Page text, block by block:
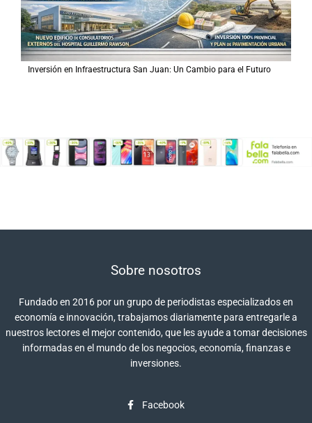
Inversión en Infraestructura San Juan: Un Cambio para el Futuro
Sobre nosotros
Fundado en 2016 por un grupo de periodistas especializados en
economía e innovación, trabajamos diariamente para entregarle a
nuestros lectores el mejor contenido, que les ayude a tomar decisiones
informadas en el mundo de los negocios, economía, finanzas e
inversiones.
Facebook